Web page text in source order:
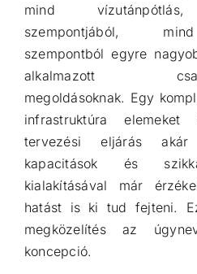
mind vízutánpótlás,
szempontjából,
szempontból egyre
alkalmazott
megoldásoknak. Egy
infrastruktúra elemeket
tervezési eljárás akár
kapacitások és
kialakításával már
hatást is ki tud fejteni.
megközelítés az
koncepció.